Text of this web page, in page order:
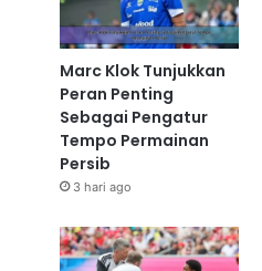
Marc Klok Tunjukkan
Peran Penting
Sebagai Pengatur
Tempo Permainan
Persib
3 hari ago